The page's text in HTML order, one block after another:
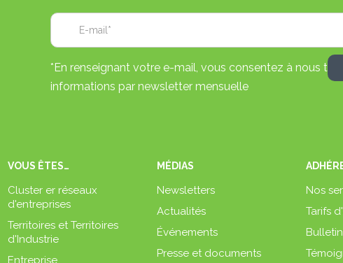
*En renseignant votre e-mail, vous consentez à nous
informations par newsletter mensuelle
VOUS ÊTES…
Cluster er réseaux
d'entreprises
Territoires et Territoires
d'Industrie
Entreprise
MÉDIAS
Newsletters
Actualités
Événements
Presse et documents
Nos
Tarifs